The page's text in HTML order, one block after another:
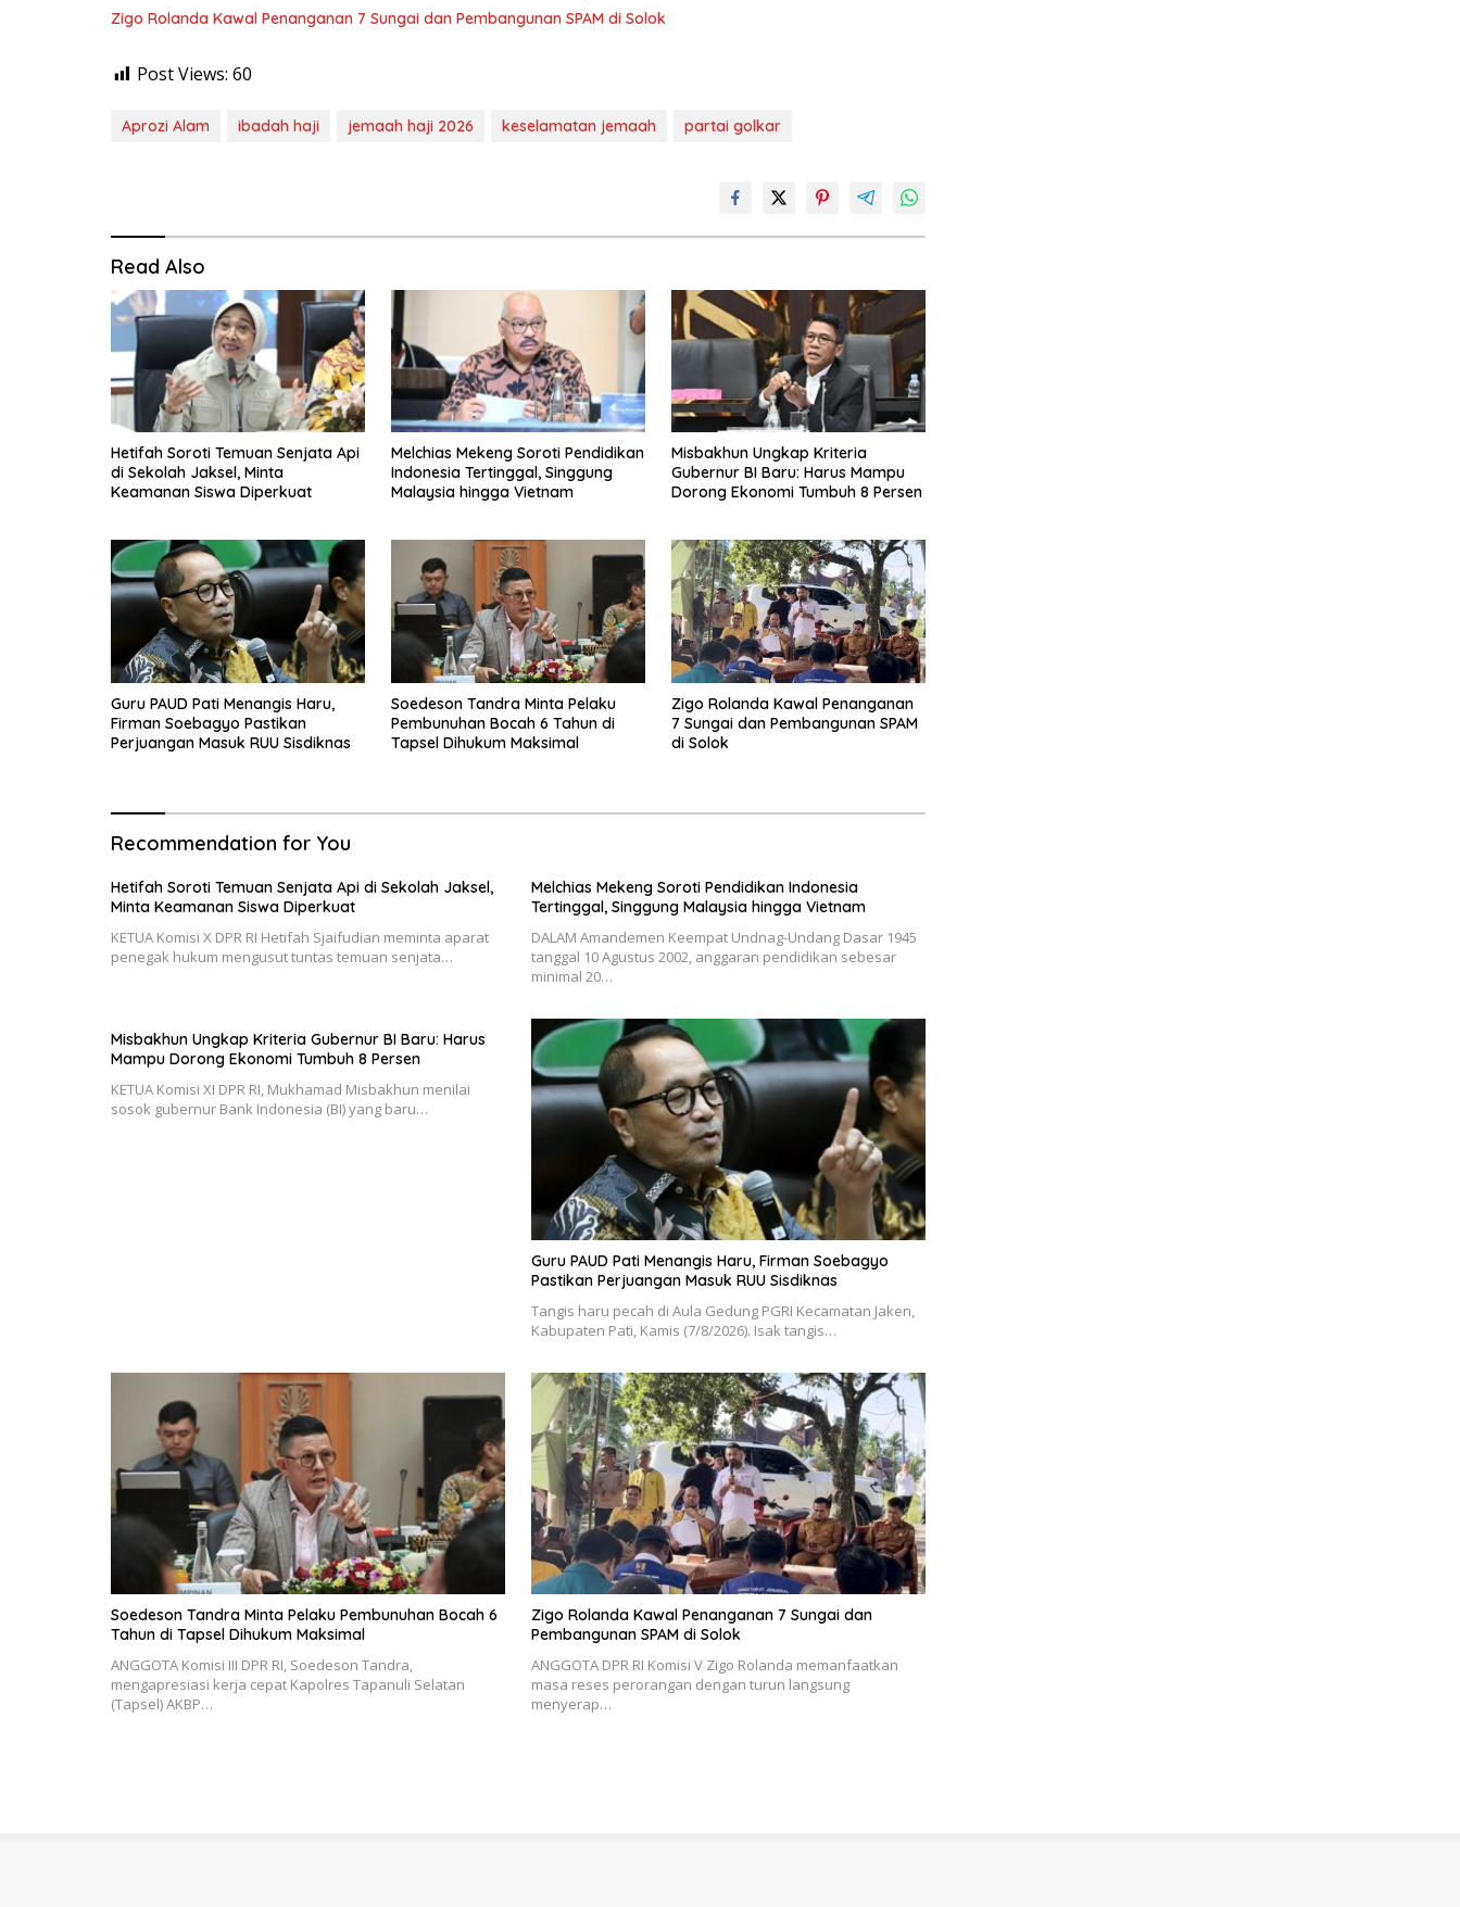
Zigo Rolanda Kawal Penanganan 7 Sungai dan Pembangunan SPAM di Solok
Post Views: 60
Aprozi Alam ibadah haji jemaah haji 2026 keselamatan jemaah partai golkar
Read Also
Hetifah Soroti Temuan Senjata Api
di Sekolah Jaksel, Minta
Keamanan Siswa Diperkuat
Melchias Mekeng Soroti Pendidikan
Indonesia Tertinggal, Singgung
Malaysia hingga Vietnam
Misbakhun Ungkap Kriteria
Gubernur BI Baru: Harus Mampu
Dorong Ekonomi Tumbuh 8 Persen
Guru PAUD Pati Menangis Haru,
Firman Soebagyo Pastikan
Perjuangan Masuk RUU Sisdiknas
Soedeson Tandra Minta Pelaku
Pembunuhan Bocah 6 Tahun di
Tapsel Dihukum Maksimal
Zigo Rolanda Kawal Penanganan
7 Sungai dan Pembangunan SPAM
di Solok
Recommendation for You
Hetifah Soroti Temuan Senjata Api di Sekolah Jaksel,
Minta Keamanan Siswa Diperkuat
KETUA Komisi X DPR RI Hetifah Sjaifudian meminta aparat
penegak hukum mengusut tuntas temuan senjata…
Melchias Mekeng Soroti Pendidikan Indonesia
Tertinggal, Singgung Malaysia hingga Vietnam
DALAM Amandemen Keempat Undnag-Undang Dasar 1945
tanggal 10 Agustus 2002, anggaran pendidikan sebesar
minimal 20…
Misbakhun Ungkap Kriteria Gubernur BI Baru: Harus
Mampu Dorong Ekonomi Tumbuh 8 Persen
KETUA Komisi XI DPR RI, Mukhamad Misbakhun menilai
sosok gubernur Bank Indonesia (BI) yang baru…
Guru PAUD Pati Menangis Haru, Firman Soebagyo
Pastikan Perjuangan Masuk RUU Sisdiknas
Tangis haru pecah di Aula Gedung PGRI Kecamatan Jaken,
Kabupaten Pati, Kamis (7/8/2026). Isak tangis…
Soedeson Tandra Minta Pelaku Pembunuhan Bocah 6
Tahun di Tapsel Dihukum Maksimal
ANGGOTA Komisi III DPR RI, Soedeson Tandra,
mengapresiasi kerja cepat Kapolres Tapanuli Selatan
(Tapsel) AKBP…
Zigo Rolanda Kawal Penanganan 7 Sungai dan
Pembangunan SPAM di Solok
ANGGOTA DPR RI Komisi V Zigo Rolanda memanfaatkan
masa reses perorangan dengan turun langsung
menyerap…